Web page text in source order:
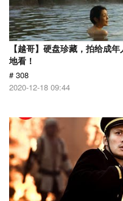
【越哥】硬盘珍藏，拍给成
地看！
# 308
2020-12-18 09:44